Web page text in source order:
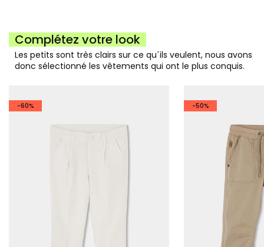
Complétez votre look
Les petits sont très clairs sur ce qu´ils veulent, nous avons
donc sélectionné les vêtements qui ont le plus conquis.
-60% -50%